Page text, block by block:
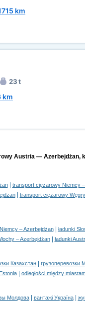
km
23 t
km
Austria — Azerbejdżan,
|
transport ciężarowy Niemcy
|
transport ciężarowy
– Azerbejdżan|
ładunki
– Azerbejdżan| ładunki
Казахстан|
грузоперевозки
| odległości między
Молдова| вантажі Україна|